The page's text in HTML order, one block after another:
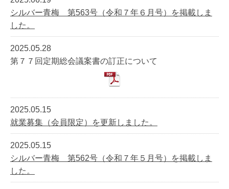
シルバー青梅 第563号（令和７年６月号）を掲載しま
した。
2025.05.28
第７７回定期総会議案書の訂正について
2025.05.15
就業募集（会員限定）を更新しました。
2025.05.15
シルバー青梅 第562号（令和７年５月号）を掲載しま
した。